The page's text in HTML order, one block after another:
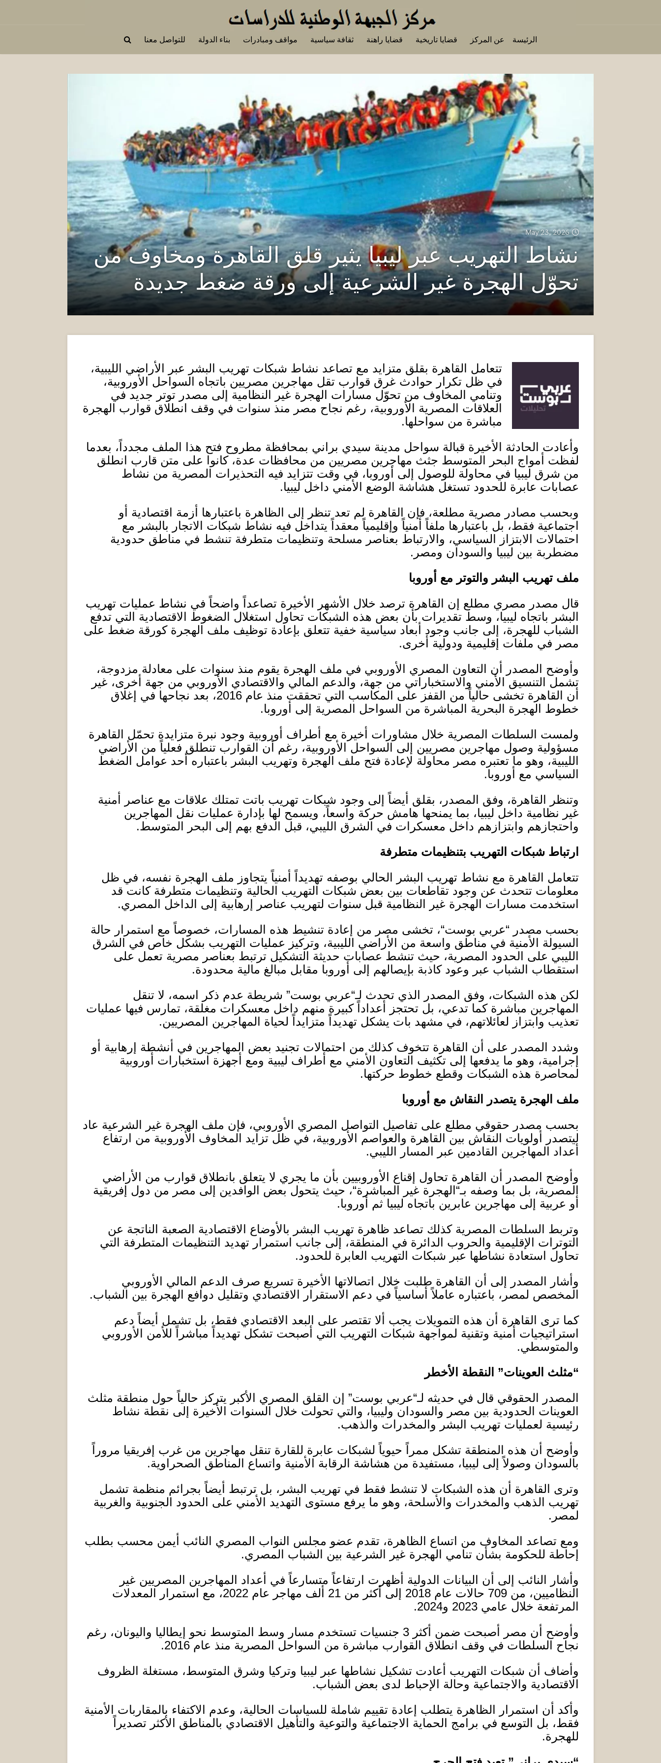
الرئيسة عن المركز قضايا تاريخية قضايا راهنة ثقافة سياسية مواقف ومبادرات بناء الدولة للتواصل معنا
May 23, 2026
نشاط التهريب عبر ليبيا يثير قلق القاهرة ومخاوف من
تحوّل الهجرة غير الشرعية إلى ورقة ضغط جديدة
تتعامل القاهرة بقلق متزايد مع تصاعد نشاط شبكات تهريب البشر عبر الأراضي الليبية،
في ظل تكرار حوادث غرق قوارب تقل مهاجرين مصريين باتجاه السواحل الأوروبية،
وتنامي المخاوف من تحوّل مسارات الهجرة غير النظامية إلى مصدر توتر جديد في
العلاقات المصرية الأوروبية، رغم نجاح مصر منذ سنوات في وقف انطلاق قوارب الهجرة
مباشرة من سواحلها.
وأعادت الحادثة الأخيرة قبالة سواحل مدينة سيدي براني بمحافظة مطروح فتح هذا الملف مجدداً، بعدما
لفظت أمواج البحر المتوسط جثث مهاجرين مصريين من محافظات عدة، كانوا على متن قارب انطلق
من شرق ليبيا في محاولة للوصول إلى أوروبا، في وقت تتزايد فيه التحذيرات المصرية من نشاط
عصابات عابرة للحدود تستغل هشاشة الوضع الأمني داخل ليبيا.
وبحسب مصادر مصرية مطلعة، فإن القاهرة لم تعد تنظر إلى الظاهرة باعتبارها أزمة اقتصادية أو
اجتماعية فقط، بل باعتبارها ملفاً أمنياً وإقليمياً معقداً يتداخل فيه نشاط شبكات الاتجار بالبشر مع
احتمالات الابتزاز السياسي، والارتباط بعناصر مسلحة وتنظيمات متطرفة تنشط في مناطق حدودية
مضطربة بين ليبيا والسودان ومصر .
ملف تهريب البشر والتوتر مع أوروبا
قال مصدر مصري مطلع إن القاهرة ترصد خلال الأشهر الأخيرة تصاعداً واضحاً في نشاط عمليات تهريب
البشر باتجاه ليبيا، وسط تقديرات بأن بعض هذه الشبكات تحاول استغلال الضغوط الاقتصادية التي تدفع
الشباب للهجرة، إلى جانب وجود أبعاد سياسية خفية تتعلق بإعادة توظيف ملف الهجرة كورقة ضغط على
مصر في ملفات إقليمية ودولية أخرى.
وأوضح المصدر أن التعاون المصري الأوروبي في ملف الهجرة يقوم منذ سنوات على معادلة مزدوجة،
تشمل التنسيق الأمني والاستخباراتي من جهة، والدعم المالي والاقتصادي الأوروبي من جهة أخرى، غير
أن القاهرة تخشى حالياً من القفز على المكاسب التي تحققت منذ عام 2016، بعد نجاحها في إغلاق
خطوط الهجرة البحرية المباشرة من السواحل المصرية إلى أوروبا.
ولمست السلطات المصرية خلال مشاورات أخيرة مع أطراف أوروبية وجود نبرة متزايدة تحمّل القاهرة
مسؤولية وصول مهاجرين مصريين إلى السواحل الأوروبية، رغم أن القوارب تنطلق فعلياً من الأراضي
الليبية، وهو ما تعتبره مصر محاولة لإعادة فتح ملف الهجرة وتهريب البشر باعتباره أحد عوامل الضغط
السياسي مع أوروبا.
وتنظر القاهرة، وفق المصدر، بقلق أيضاً إلى وجود شبكات تهريب باتت تمتلك علاقات مع عناصر أمنية
غير نظامية داخل ليبيا، بما يمنحها هامش حركة واسعاً، ويسمح لها بإدارة عمليات نقل المهاجرين
واحتجازهم وابتزازهم داخل معسكرات في الشرق الليبي، قبل الدفع بهم إلى البحر المتوسط.
ارتباط شبكات التهريب بتنظيمات متطرفة
تتعامل القاهرة مع نشاط تهريب البشر الحالي بوصفه تهديداً أمنياً يتجاوز ملف الهجرة نفسه، في ظل
معلومات تتحدث عن وجود تقاطعات بين بعض شبكات التهريب الحالية وتنظيمات متطرفة كانت قد
استخدمت مسارات الهجرة غير النظامية قبل سنوات لتهريب عناصر إرهابية إلى الداخل المصري.
بحسب مصدر “عربي بوست“، تخشى مصر من إعادة تنشيط هذه المسارات، خصوصاً مع استمرار حالة
السيولة الأمنية في مناطق واسعة من الأراضي الليبية، وتركيز عمليات التهريب بشكل خاص في الشرق
الليبي على الحدود المصرية، حيث تنشط عصابات حديثة التشكيل ترتبط بعناصر مصرية تعمل على
استقطاب الشباب عبر وعود كاذبة بإيصالهم إلى أوروبا مقابل مبالغ مالية محدودة.
لكن هذه الشبكات، وفق المصدر الذي تحدث لـ“عربي بوست” شريطة عدم ذكر اسمه، لا تنقل
المهاجرين مباشرة كما تدعي، بل تحتجز أعداداً كبيرة منهم داخل معسكرات مغلقة، تمارس فيها عمليات
تعذيب وابتزاز لعائلاتهم، في مشهد بات يشكل تهديداً متزايداً لحياة المهاجرين المصريين.
وشدد المصدر على أن القاهرة تتخوف كذلك من احتمالات تجنيد بعض المهاجرين في أنشطة إرهابية أو
إجرامية، وهو ما يدفعها إلى تكثيف التعاون الأمني مع أطراف ليبية ومع أجهزة استخبارات أوروبية
لمحاصرة هذه الشبكات وقطع خطوط حركتها.
ملف الهجرة يتصدر النقاش مع أوروبا
بحسب مصدر حقوقي مطلع على تفاصيل التواصل المصري الأوروبي، فإن ملف الهجرة غير الشرعية عاد
ليتصدر أولويات النقاش بين القاهرة والعواصم الأوروبية، في ظل تزايد المخاوف الأوروبية من ارتفاع
أعداد المهاجرين القادمين عبر المسار الليبي.
وأوضح المصدر أن القاهرة تحاول إقناع الأوروبيين بأن ما يجري لا يتعلق بانطلاق قوارب من الأراضي
المصرية، بل بما وصفه بـ“ الهجرة غير المباشرة“، حيث يتحول بعض الوافدين إلى مصر من دول إفريقية
أو عربية إلى مهاجرين عابرين باتجاه ليبيا ثم أوروبا.
وتربط السلطات المصرية كذلك تصاعد ظاهرة تهريب البشر بالأوضاع الاقتصادية الصعبة الناتجة عن
التوترات الإقليمية والحروب الدائرة في المنطقة، إلى جانب استمرار تهديد التنظيمات المتطرفة التي
تحاول استعادة نشاطها عبر شبكات التهريب العابرة للحدود.
وأشار المصدر إلى أن القاهرة طلبت خلال اتصالاتها الأخيرة تسريع صرف الدعم المالي الأوروبي
المخصص لمصر، باعتباره عاملاً أساسياً في دعم الاستقرار الاقتصادي وتقليل دوافع الهجرة بين الشباب.
كما ترى القاهرة أن هذه التمويلات يجب ألا تقتصر على البعد الاقتصادي فقط، بل تشمل أيضاً دعم
استراتيجيات أمنية وتقنية لمواجهة شبكات التهريب التي أصبحت تشكل تهديداً مباشراً للأمن الأوروبي
والمتوسطي.
“مثلث العوينات” النقطة الأخطر
المصدر الحقوقي قال في حديثه لـ“عربي بوست”
إن القلق المصري الأكبر يتركز حالياً حول منطقة مثلث
العوينات الحدودية بين مصر والسودان وليبيا، والتي تحولت خلال السنوات الأخيرة إلى نقطة نشاط
رئيسية لعمليات تهريب البشر والمخدرات والذهب.
وأوضح أن هذه المنطقة تشكل ممراً حيوياً لشبكات عابرة للقارة تنقل مهاجرين من غرب إفريقيا مروراً
بالسودان وصولاً إلى ليبيا، مستفيدة من هشاشة الرقابة الأمنية واتساع المناطق الصحراوية.
وترى القاهرة أن هذه الشبكات لا تنشط فقط في تهريب البشر، بل ترتبط أيضاً بجرائم منظمة تشمل
تهريب الذهب والمخدرات والأسلحة، وهو ما يرفع مستوى التهديد الأمني على الحدود الجنوبية والغربية
لمصر .
ومع تصاعد المخاوف من اتساع الظاهرة، تقدم عضو مجلس النواب المصري النائب أيمن محسب بطلب
إحاطة للحكومة بشأن تنامي الهجرة غير الشرعية بين الشباب المصري.
وأشار النائب إلى أن البيانات الدولية أظهرت ارتفاعاً متسارعاً في أعداد المهاجرين المصريين غير
النظاميين، من 709 حالات عام 2018 إلى أكثر من 21 ألف مهاجر عام 2022، مع استمرار المعدلات
المرتفعة خلال عامي 2023 و2024.
وأوضح أن مصر أصبحت ضمن أكثر 3 جنسيات تستخدم مسار وسط المتوسط نحو إيطاليا واليونان، رغم
نجاح السلطات في وقف انطلاق القوارب مباشرة من السواحل المصرية منذ عام 2016.
وأضاف أن شبكات التهريب أعادت تشكيل نشاطها عبر ليبيا وتركيا وشرق المتوسط، مستغلة الظروف
الاقتصادية والاجتماعية وحالة الإحباط لدى بعض الشباب.
وأكد أن استمرار الظاهرة يتطلب إعادة تقييم شاملة للسياسات الحالية، وعدم الاكتفاء بالمقاربات الأمنية
فقط، بل التوسع في برامج الحماية الاجتماعية والتوعية والتأهيل الاقتصادي بالمناطق الأكثر تصديراً
للهجرة.